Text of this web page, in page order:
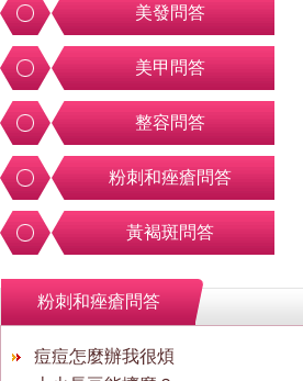
美發問答
美甲問答
整容問答
粉刺和痤瘡問答
黃褐斑問答
粉刺和痤瘡問答
痘痘怎麼辦我很煩